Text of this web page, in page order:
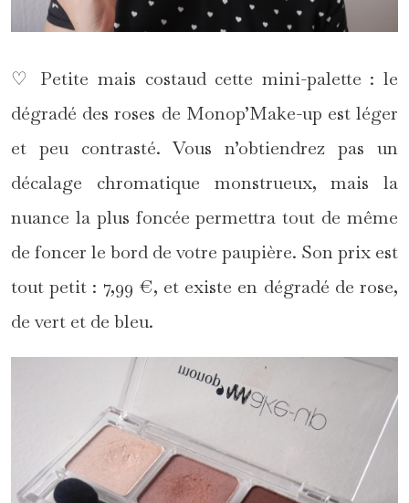
♡ Petite mais costaud cette mini-palette : le
dégradé des roses de Monop’Make-up est léger
et peu contrasté. Vous n’obtiendrez pas un
décalage chromatique monstrueux, mais la
nuance la plus foncée permettra tout de même
de foncer le bord de votre paupière. Son prix est
tout petit : 7,99 €, et existe en dégradé de rose,
de vert et de bleu.